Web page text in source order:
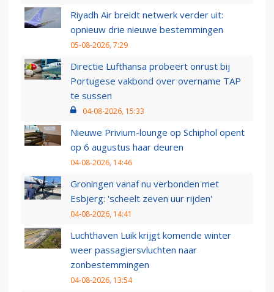
Riyadh Air breidt netwerk verder uit:
opnieuw drie nieuwe bestemmingen
05-08-2026, 7:29
Directie Lufthansa probeert onrust bij
Portugese vakbond over overname TAP
te sussen
04-08-2026, 15:33
Nieuwe Privium-lounge op Schiphol opent
op 6 augustus haar deuren
04-08-2026, 14:46
Groningen vanaf nu verbonden met
Esbjerg: 'scheelt zeven uur rijden'
04-08-2026, 14:41
Luchthaven Luik krijgt komende winter
weer passagiersvluchten naar
zonbestemmingen
04-08-2026, 13:54